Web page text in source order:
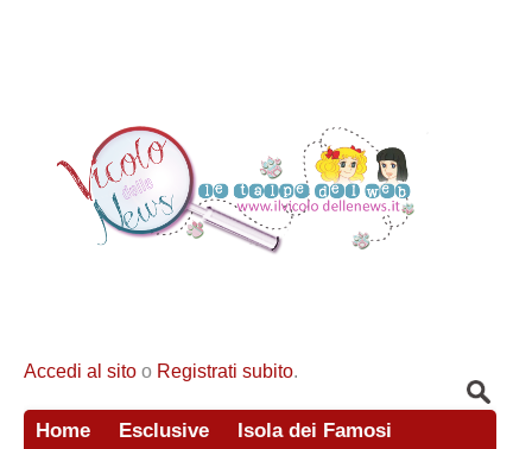
Accedi al sito o Registrati subito.
Home Esclusive
Isola dei Famosi